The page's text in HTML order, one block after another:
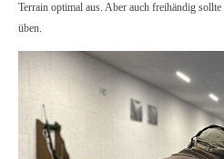
Terrain optimal aus. Aber auch freihändig
üben.